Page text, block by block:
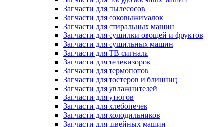
Запчасти для пылесосов
Запчасти для соковыжималок
Запчасти для стиральных машин
Запчасти для сушилки овощей и фруктов
Запчасти для сушильных машин
Запчасти для ТВ сигнала
Запчасти для телевизоров
Запчасти для термопотов
Запчасти для тостеров и блинниц
Запчасти для увлажнителей
Запчасти для утюгов
Запчасти для хлебопечек
Запчасти для холодильников
Запчасти для швейных машин